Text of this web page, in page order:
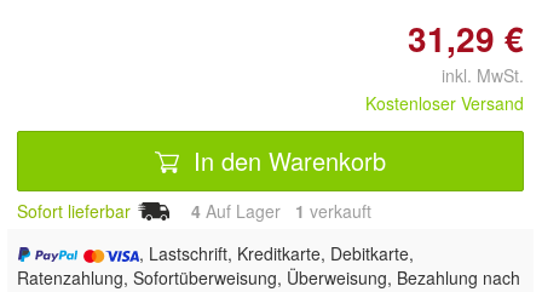
31,29 €
inkl. MwSt.
Kostenloser Versand
In den Warenkorb
Sofort lieferbar 4 Auf Lager 1 verkauft
, Lastschrift, Kreditkarte, Debitkarte,
Ratenzahlung, Sofortüberweisung, Überweisung, Bezahlung nach